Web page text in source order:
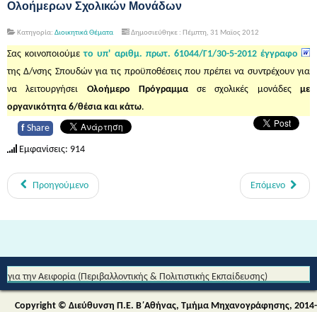
Ολοήμερων Σχολικών Μονάδων
Κατηγορία: Διοικητικά Θέματα Δημοσιεύθηκε : Πέμπτη, 31 Μαϊος 2012
Σας κοινοποιούμετο υπ' αριθμ. πρωτ. 61044/Γ1/30-5-2012 έγγραφο
της Δ/νσης Σπουδών για τις προϋποθέσεις που πρέπει να συντρέχουν για
να λειτουργήσει Ολοήμερο Πρόγραμμασε σχολικές μονάδεςμε
οργανικότητα 6/θέσια και κάτω.
f Share
Εμφανίσεις: 914
Προηγούμενο Επόμενο
για την Αειφορία (Περιβαλλοντικής & Πολιτιστικής Εκπαίδευσης)
Copyright © Διεύθυνση Π.Ε. Β΄Αθήνας, Τμήμα Μηχανογράφησης, 2014-